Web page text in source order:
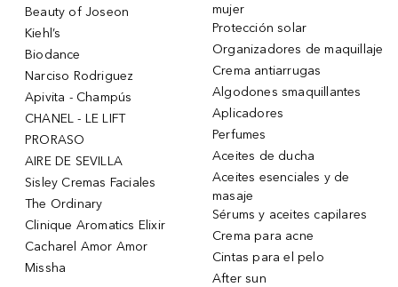
Beauty of Joseon
Kiehl’s
Biodance
Narciso Rodriguez
Apivita - Champús
CHANEL - LE LIFT
PRORASO
AIRE DE SEVILLA
Sisley Cremas Faciales
The Ordinary
Clinique Aromatics Elixir
Cacharel Amor Amor
Missha
mujer
Protección solar
Organizadores de maquillaje
Crema antiarrugas
Algodones smaquillantes
Aplicadores
Perfumes
Aceites de ducha
Aceites esenciales y de
masaje
Sérums y aceites capilares
Crema para acne
Cintas para el pelo
After sun